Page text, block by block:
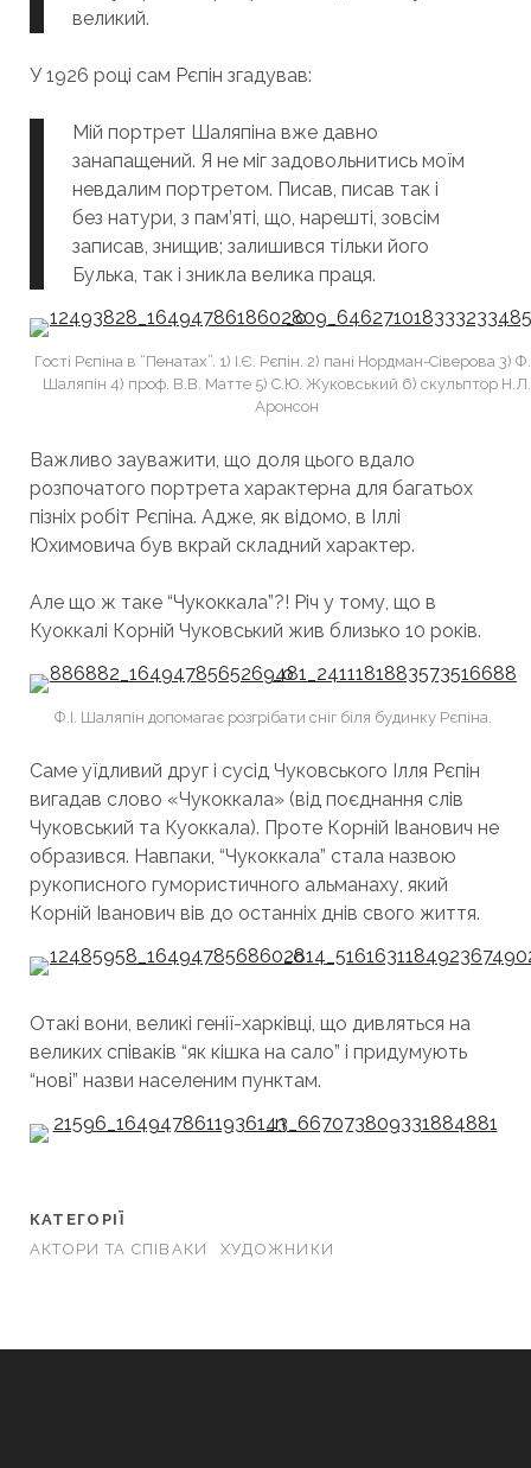
великий.
У 1926 році сам Рєпін згадував:
Мій портрет Шаляпіна вже давно
занапащений. Я не міг задовольнитись моїм
невдалим портретом. Писав, писав так і
без натури, з пам’яті, що, нарешті, зовсім
записав, знищив; залишився тільки його
Булька, так і зникла велика праця.
Гості Рєпіна в “Пенатах”. 1) І.Є. Рєпін. 2) пані Нордман-Сіверова 3)
Шаляпін 4) проф. В.В. Матте 5) С.Ю. Жуковський 6) скульптор Н.Л.
Аронсон
Важливо зауважити, що доля цього вдало
розпочатого портрета характерна для багатьох
пізніх робіт Рєпіна. Адже, як відомо, в Іллі
Юхимовича був вкрай складний характер.
Але що ж таке “Чукоккала”?! Річ у тому, що в
Куоккалі Корній Чуковський жив близько 10 років.
Ф.І. Шаляпін допомагає розгрібати сніг біля будинку Рєпіна.
Саме уїдливий друг і сусід Чуковського Ілля Рєпін
вигадав слово «Чукоккала» (від поєднання слів
Чуковський та Куоккала). Проте Корній Іванович не
образився. Навпаки, “Чукоккала” стала назвою
рукописного гумористичного альманаху, який
Корній Іванович вів до останніх днів свого життя.
Отакі вони, великі генії-харківці, що дивляться на
великих співаків “як кішка на сало” і придумують
“нові” назви населеним пунктам.
КАТЕГОРІЇ
АКТОРИ ТА СПІВАКИ
ХУДОЖНИКИ